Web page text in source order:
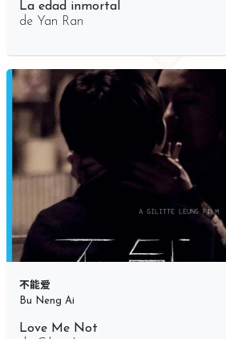
La edad inmortal
de Yan Ran
不能爱
Bu Neng Ai
Love Me Not